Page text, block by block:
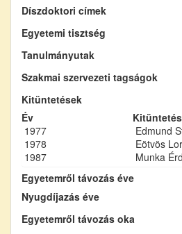
Díszdoktori címek
Egyetemi tisztség
Tanulmányutak
Szakmai szervezeti tagságok
Kitüntetések
Év
Kitüntetés
1977
Edmund
1978
Eötvös
1987
Munka
Egyetemről távozás éve
Nyugdíjazás éve
Egyetemről távozás oka